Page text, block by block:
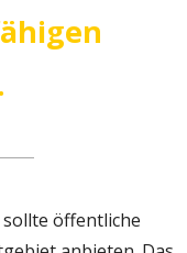
öffentliche